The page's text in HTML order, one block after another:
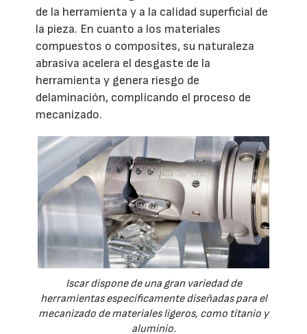
de la herramienta y a la calidad superficial de
la pieza. En cuanto a los materiales
compuestos o composites, su naturaleza
abrasiva acelera el desgaste de la
herramienta y genera riesgo de
delaminación, complicando el proceso de
mecanizado.
Iscar dispone de una gran variedad de
herramientas específicamente diseñadas para el
mecanizado de materiales ligeros, como titanio y
aluminio.